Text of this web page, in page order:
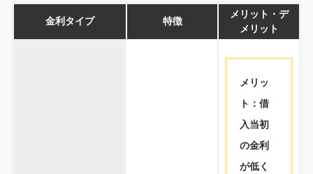
金利タイプ 特徴
メリット・デ
メリット
メリッ
ト：借
入当初
の金利
が低く